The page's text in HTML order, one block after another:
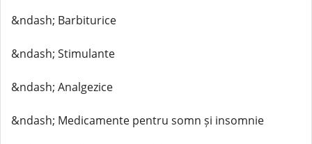
&ndash; Barbiturice
&ndash; Stimulante
&ndash; Analgezice
&ndash; Medicamente pentru somn și insomnie